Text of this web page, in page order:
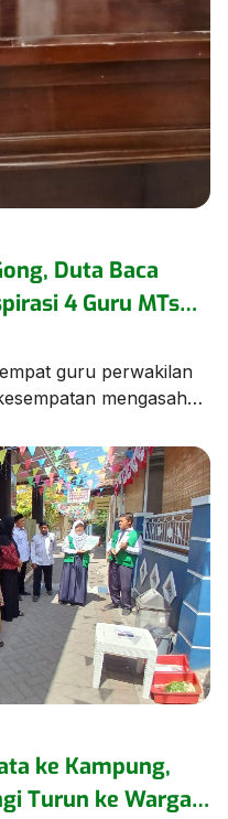
Duta Baca
4 Guru MTsN 1
Menulis Fiksi
guru perwakilan
mengasah
oleh Dinas
Kabupaten
Dinas Pendidikan
berharga ini
tanah air
Gol A Gong, bersama
ke Kampung,
Turun ke Warga